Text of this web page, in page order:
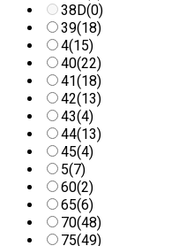
38D(0)
39(18)
4(15)
40(22)
41(18)
42(13)
43(4)
44(13)
45(4)
5(7)
60(2)
65(6)
70(48)
75(49)